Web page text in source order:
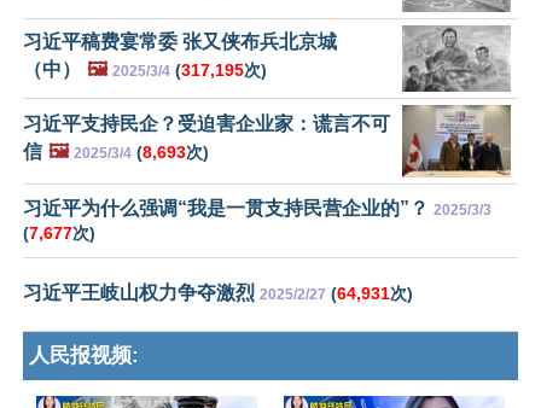
习近平稿费宴常委 张又侠布兵北京城
（中）
🖼️ 2025/3/4 (317,195次)
习近平支持民企？受迫害企业家：谎言不可
信 🖼️ 2025/3/4 (8,693次)
习近平为什么强调“我是一贯支持民营企业的”？ 2025/3/3
(7,677次)
习近平王岐山权力争夺激烈 2025/2/27 (64,931次)
人民报视频: